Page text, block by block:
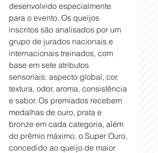
desenvolvido especialmente
para o evento. Os queijos
inscritos são analisados por um
grupo de jurados nacionais e
internacionais treinados, com
base em sete atributos
sensoriais: aspecto global, cor,
textura, odor, aroma, consistência
e sabor. Os premiados recebem
medalhas de ouro, prata e
bronze em cada categoria, além
do prêmio máximo, o Super Ouro,
concedido ao queijo de maior